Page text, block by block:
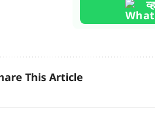
This Article